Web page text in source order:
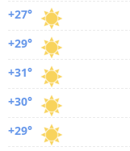
+27°
+29°
+31°
+30°
+29°